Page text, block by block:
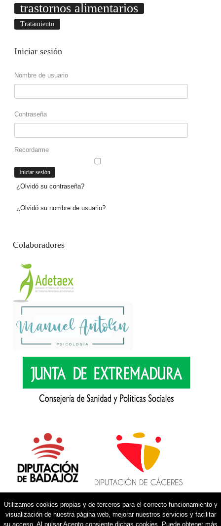
trastornos alimentarios
Tratamiento
Iniciar sesión
Nombre de usuario
Contraseña
Recordarme
¿Olvidó su contraseña?
¿Olvidó su nombre de usuario?
Colaboradores
Utilizamos cookies propias y de terceros para el correcto funcionamiento y
visualización de nuestra página web, mejorar nuestros servicios y facilitar
su acceso. Al pulsar Acepto consiente dichas cookies. Puede obtener más